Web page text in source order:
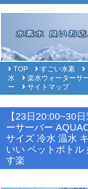
TOP すごい水素
水
楽水ウォーターサ
ー
サイトマップ
【23日20:00~30
ーサーバー
サイズ 冷水 温水
いい ペットボトル
す楽